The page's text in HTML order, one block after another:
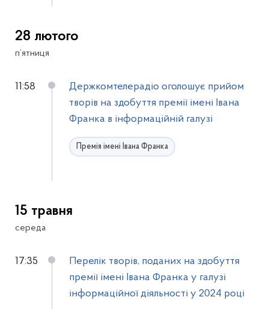
28 лютого
п’ятниця
11:58
Держкомтелерадіо оголошує прийом
творів на здобуття премії імені Івана
Франка в інформаційній галузі
Премія імені Івана Франка
15 травня
середа
17:35
Перелік творів, поданих на здобуття
премії імені Івана Франка у галузі
інформаційної діяльності у 2024 році